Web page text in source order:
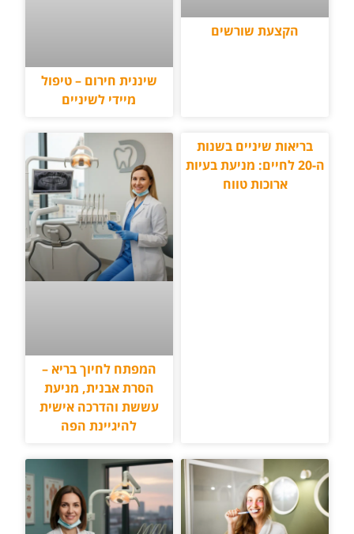
הקצעת שורשים
שיננית חירום – טיפול
מיידי לשיניים
בריאות שיניים בשנות
ה-20 לחיים: מניעת בעיות
ארוכות טווח
המפתח לחיוך בריא –
הסרת אבנית, מניעת
עששת והדרכה אישית
להיגיינת הפה